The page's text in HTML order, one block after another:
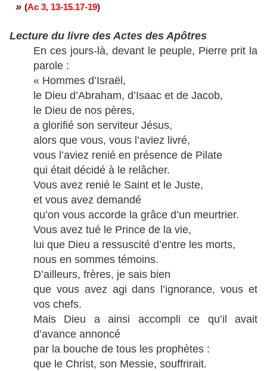
» (Ac 3, 13-15.17-19)
Lecture du livre des Actes des Apôtres
En ces jours-là, devant le peuple, Pierre prit la
parole :
« Hommes d’Israël,
le Dieu d’Abraham, d’Isaac et de Jacob,
le Dieu de nos pères,
a glorifié son serviteur Jésus,
alors que vous, vous l’aviez livré,
vous l’aviez renié en présence de Pilate
qui était décidé à le relâcher.
Vous avez renié le Saint et le Juste,
et vous avez demandé
qu’on vous accorde la grâce d’un meurtrier.
Vous avez tué le Prince de la vie,
lui que Dieu a ressuscité d’entre les morts,
nous en sommes témoins.
D’ailleurs, frères, je sais bien
que vous avez agi dans l’ignorance, vous et
vos chefs.
Mais Dieu a ainsi accompli ce qu’il avait
d’avance annoncé
par la bouche de tous les prophètes :
que le Christ, son Messie, souffrirait.